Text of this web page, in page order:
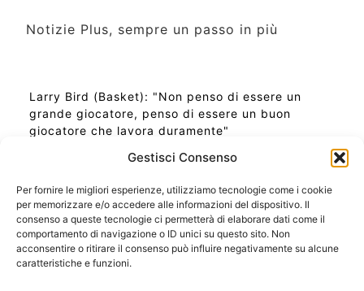
Gestisci Consenso
Per fornire le migliori esperienze, utilizziamo tecnologie come i cookie
per memorizzare e/o accedere alle informazioni del dispositivo. Il
consenso a queste tecnologie ci permetterà di elaborare dati come il
comportamento di navigazione o ID unici su questo sito. Non
acconsentire o ritirare il consenso può influire negativamente su alcune
caratteristiche e funzioni.
Notizie Plus, sempre un passo in più
Larry Bird (Basket): "Non penso di essere un
grande giocatore, penso di essere un buon
giocatore che lavora duramente"
Ora Esatta in Italia in questo momento
Ti Senti Strano Ultimamente? Potrebbe Essere per
la Risonanza di Schumann
Come Sapere Se Stai Ascendendo alla Quinta